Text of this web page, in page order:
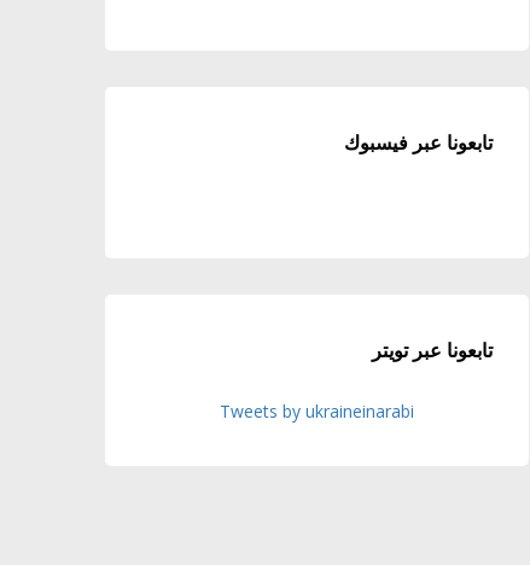
تابعونا عبر فيسبوك
تابعونا عبر تويتر
Tweets by ukraineinarabi